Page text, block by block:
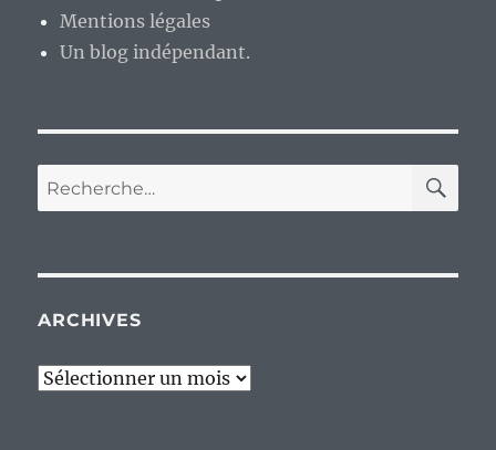
Mentions légales
Un blog indépendant.
Recherche
pour :
ARCHIVES
Archives